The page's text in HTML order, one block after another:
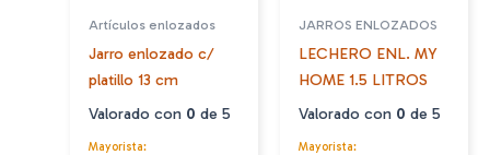
Artículos enlozados
Jarro enlozado c/
platillo 13 cm
Valorado con 0 de 5
Mayorista:
JARROS ENLOZADOS
LECHERO ENL. MY
HOME 1.5 LITROS
Valorado con 0 de 5
Mayorista: